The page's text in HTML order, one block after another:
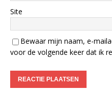
Site
Bewaar mijn naam, e-
voor de volgende keer dat ik